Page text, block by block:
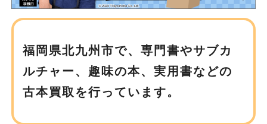
福岡県北九州市で、専門書やサブカ
ルチャー、趣味の本、実用書などの
古本買取を行っています。